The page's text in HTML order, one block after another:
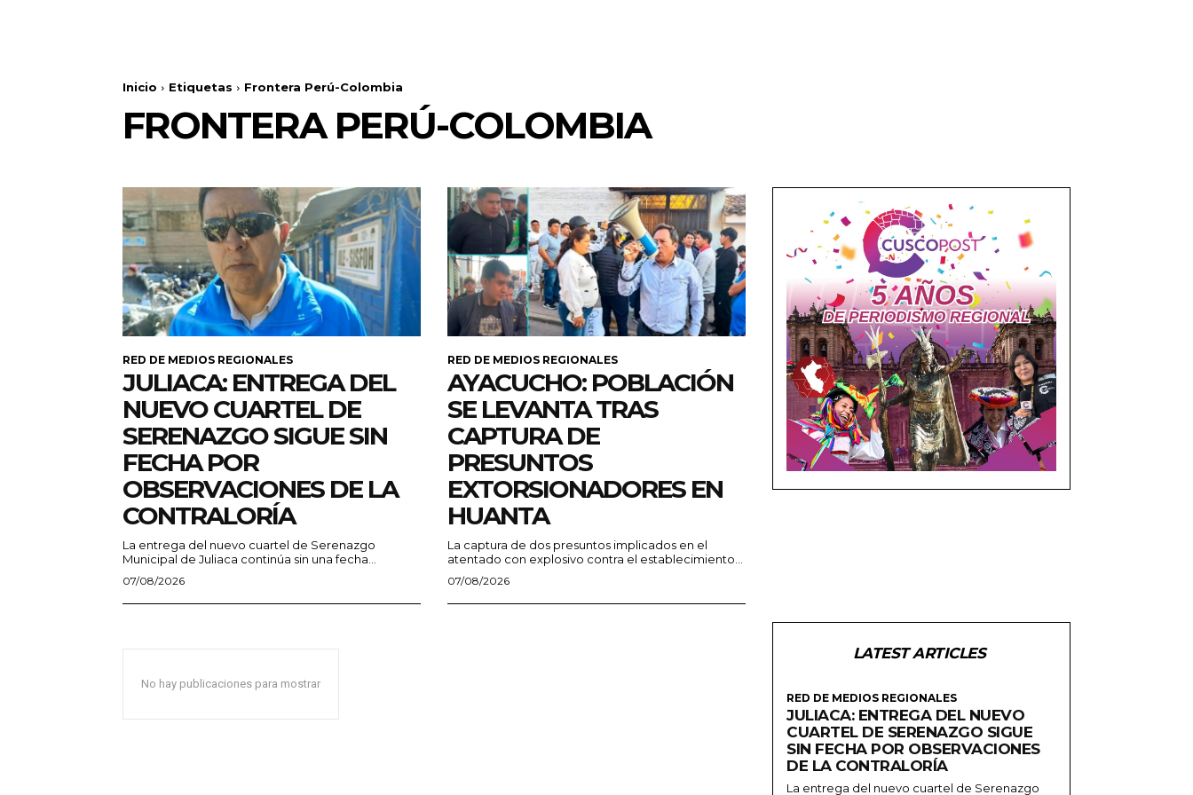
Inicio Etiquetas Frontera Perú-Colombia
FRONTERA PERÚ-COLOMBIA
RED DE MEDIOS REGIONALES
JULIACA: ENTREGA DEL
NUEVO CUARTEL DE
SERENAZGO SIGUE SIN
FECHA POR
OBSERVACIONES DE LA
CONTRALORÍA
La entrega del nuevo cuartel de Serenazgo
Municipal de Juliaca continúa sin una fecha...
07/08/2026
RED DE MEDIOS REGIONALES
AYACUCHO: POBLACIÓN
SE LEVANTA TRAS
CAPTURA DE
PRESUNTOS
EXTORSIONADORES EN
HUANTA
La captura de dos presuntos implicados en el
atentado con explosivo contra el establecimiento...
07/08/2026
No hay publicaciones para mostrar
LATEST ARTICLES
RED DE MEDIOS REGIONALES
JULIACA: ENTREGA DEL NUEVO
CUARTEL DE SERENAZGO SIGUE
SIN FECHA POR OBSERVACIONES
DE LA CONTRALORÍA
La entrega del nuevo cuartel de Serenazgo